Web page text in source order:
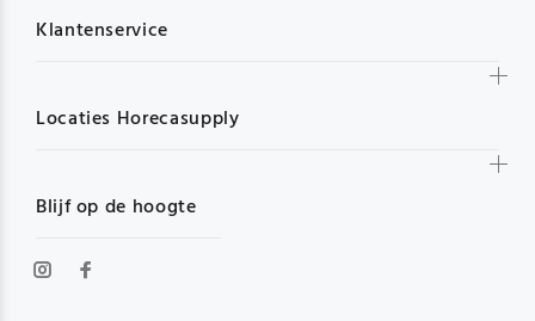
Blijf op de hoogte
Klantenservice
Locaties Horecasupply